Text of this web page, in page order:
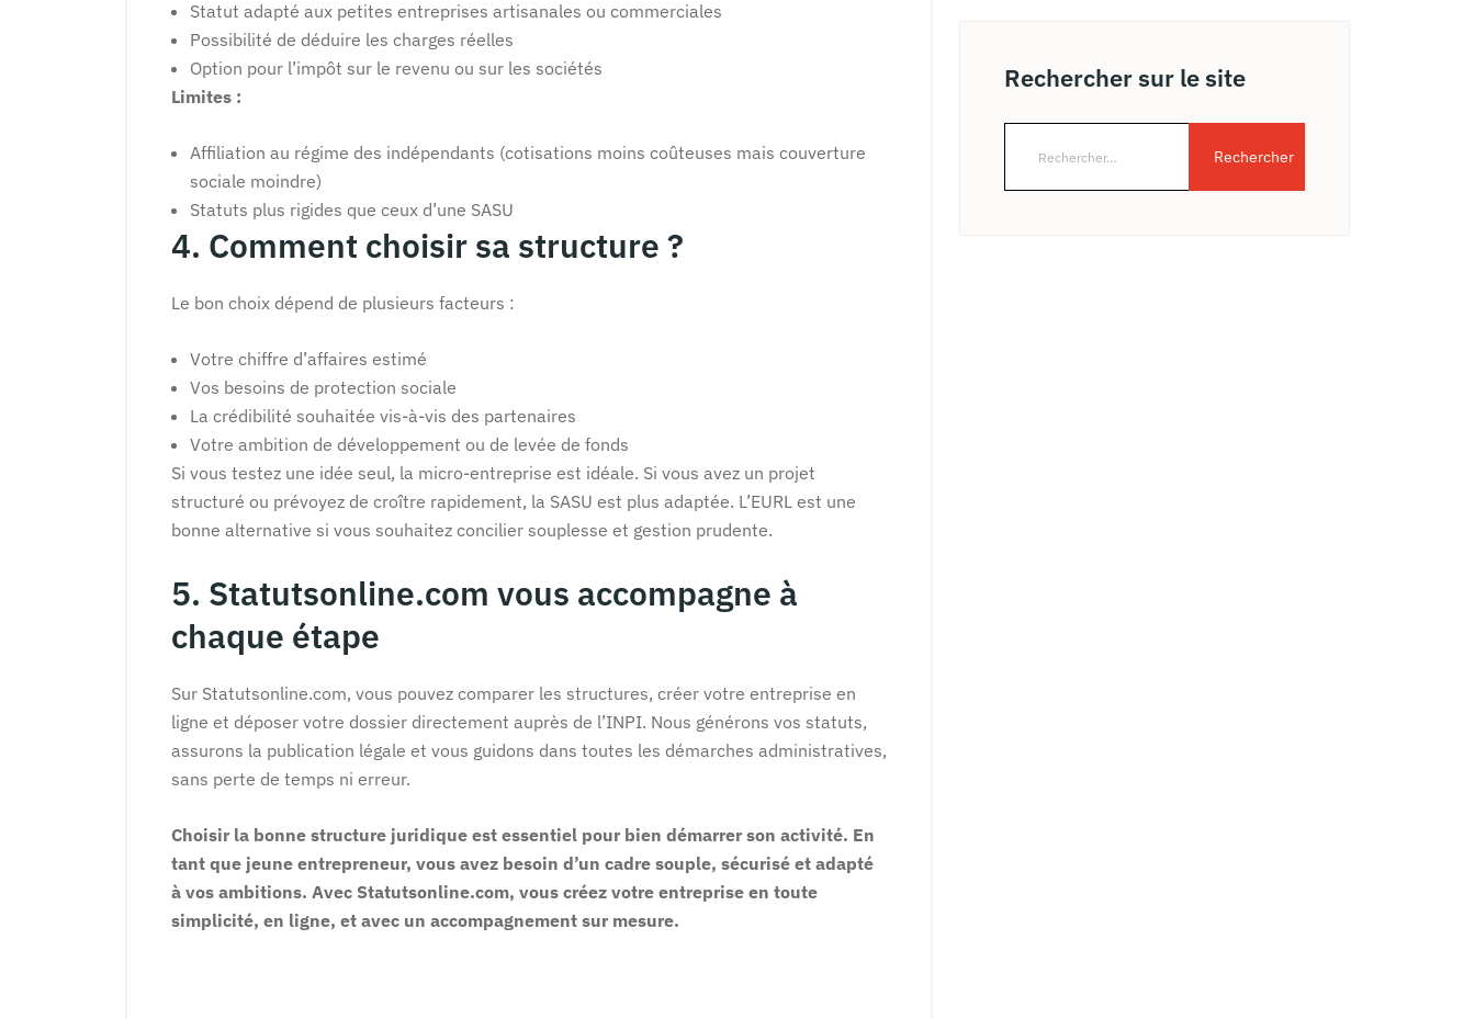
Statut adapté aux petites entreprises artisanales ou commerciales
Possibilité de déduire les charges réelles
Option pour l’impôt sur le revenu ou sur les sociétés
Limites :
Affiliation au régime des indépendants (cotisations moins coûteuses mais couverture
sociale moindre)
Statuts plus rigides que ceux d’une SASU
4. Comment choisir sa structure ?
Le bon choix dépend de plusieurs facteurs :
Votre chiffre d’affaires estimé
Vos besoins de protection sociale
La crédibilité souhaitée vis-à-vis des partenaires
Votre ambition de développement ou de levée de fonds
Si vous testez une idée seul, la micro-entreprise est idéale. Si vous avez un projet
structuré ou prévoyez de croître rapidement, la SASU est plus adaptée. L’EURL est une
bonne alternative si vous souhaitez concilier souplesse et gestion prudente.
5. Statutsonline.com vous accompagne à
chaque étape
Sur Statutsonline.com, vous pouvez comparer les structures, créer votre entreprise en
ligne et déposer votre dossier directement auprès de l’INPI. Nous générons vos statuts,
assurons la publication légale et vous guidons dans toutes les démarches administratives,
sans perte de temps ni erreur.
Choisir la bonne structure juridique est essentiel pour bien démarrer son activité. En
tant que jeune entrepreneur, vous avez besoin d’un cadre souple, sécurisé et adapté
à vos ambitions. Avec Statutsonline.com, vous créez votre entreprise en toute
simplicité, en ligne, et avec un accompagnement sur mesure.
Rechercher sur le site